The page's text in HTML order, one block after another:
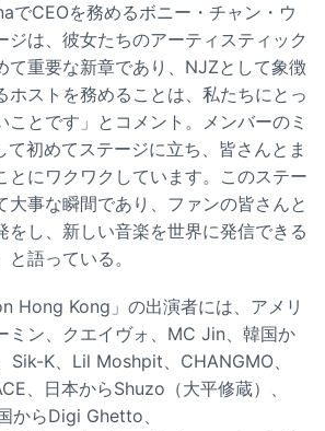
でCEOを務めるボニー・チャン・ウ
ジは、彼女たちのアーティスティック
て重要な新章であり、NJZとして象徴
ホストを務めることは、私たちにとっ
ことです」とコメント。メンバーのミ
て初めてステージに立ち、皆さんとま
とにワクワクしています。このステー
大事な瞬間であり、ファンの皆さんと
をし、新しい音楽を世界に発信できる
語っている。
Hong Kong」の出演者には、アメリ
ミン、クエイヴォ、MC Jin、韓国か
Sik-K、Lil Moshpit、CHANGMO、
、日本からShuzo（大平修蔵）、
からDigi Ghetto、